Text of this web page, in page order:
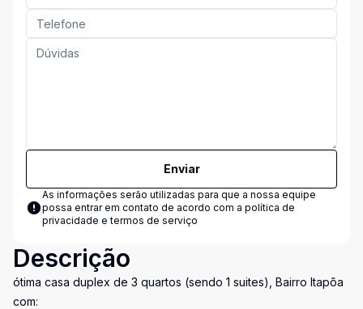
Enviar
As informações serão utilizadas para que a nossa equipe
possa entrar em contato de acordo com a política de
privacidade e termos de serviço
Descrição
ótima casa duplex de 3 quartos (sendo 1 suites), Bairro Itapõa
com: